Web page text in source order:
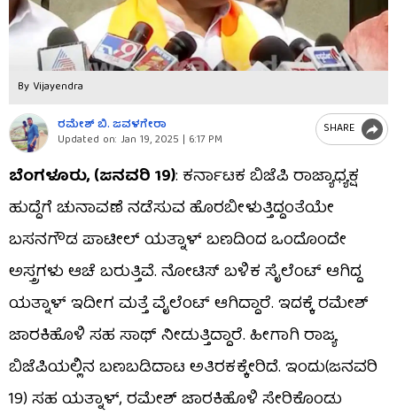
By Vijayendra
ರಮೇಶ್ ಬಿ. ಜವಳಗೇರಾ
Updated on: Jan 19, 2025 | 6:17 PM
SHARE
ಬೆಂಗಳೂರು, (ಜನವರಿ 19): ಕರ್ನಾಟಕ ಬಿಜೆಪಿ ರಾಜ್ಯಾಧ್ಯಕ್ಷ
ಹುದ್ದೆಗೆ ಚುನಾವಣೆ ನಡೆಸುವ ಹೊರಬೀಳುತ್ತಿದ್ದಂತೆಯೇ
ಬಸನಗೌಡ ಪಾಟೀಲ್ ಯತ್ನಾಳ್ ಬಣದಿಂದ ಒಂದೊಂದೇ
ಅಸ್ತ್ರಗಳು ಆಚೆ ಬರುತ್ತಿವೆ. ನೋಟಿಸ್ ಬಳಿಕ ಸೈಲೆಂಟ್ ಆಗಿದ್ದ
ಯತ್ನಾಳ್​ ಇದೀಗ ಮತ್ತೆ ವೈಲೆಂಟ್ ಆಗಿದ್ದಾರೆ. ಇದಕ್ಕೆ ರಮೇಶ್
ಜಾರಕಿಹೊಳಿ ಸಹ ಸಾಥ್​ ನೀಡುತ್ತಿದ್ದಾರೆ. ಹೀಗಾಗಿ ರಾಜ್ಯ
ಬಿಜೆಪಿಯಲ್ಲಿನ ಬಣಬಡಿದಾಟ ಅತಿರಕಕ್ಕೇರಿದೆ. ಇಂದು(ಜನವರಿ
19) ಸಹ ಯತ್ನಾಳ್, ರಮೇಶ್ ಜಾರಕಿಹೊಳಿ ಸೇರಿಕೊಂಡು